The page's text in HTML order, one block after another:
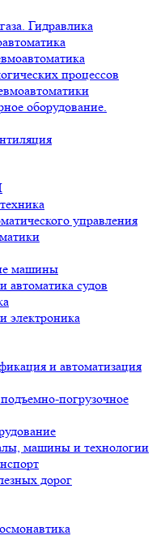
Гидравлика
процессов
оборудование.
управления
машины
автоматика судов
электроника
и автоматизация
погрузочное
машины и технологии
дорог